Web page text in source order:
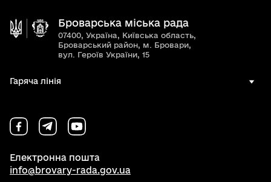
Броварська міська рада
07400, Україна, Київська область,
Броварський район, м. Бровари,
вул. Героїв України, 15
Гаряча лінія
Електронна пошта
info@brovary-rada.gov.ua